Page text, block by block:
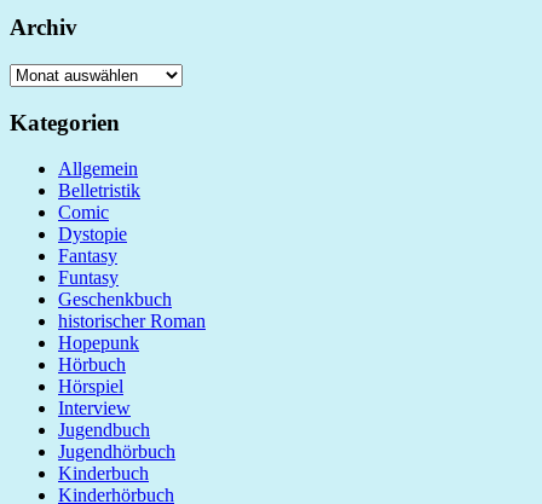
Archiv
Archiv
Kategorien
Allgemein
Belletristik
Comic
Dystopie
Fantasy
Funtasy
Geschenkbuch
historischer Roman
Hopepunk
Hörbuch
Hörspiel
Interview
Jugendbuch
Jugendhörbuch
Kinderbuch
Kinderhörbuch